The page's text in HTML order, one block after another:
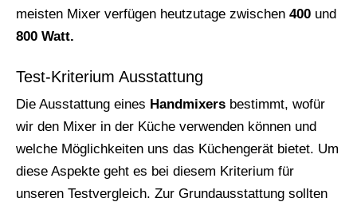
meisten Mixer verfügen heutzutage zwischen 400 und
800 Watt.
Test-Kriterium Ausstattung
Die Ausstattung eines Handmixers bestimmt, wofür
wir den Mixer in der Küche verwenden können und
welche Möglichkeiten uns das Küchengerät bietet. Um
diese Aspekte geht es bei diesem Kriterium für
unseren Testvergleich. Zur Grundausstattung sollten